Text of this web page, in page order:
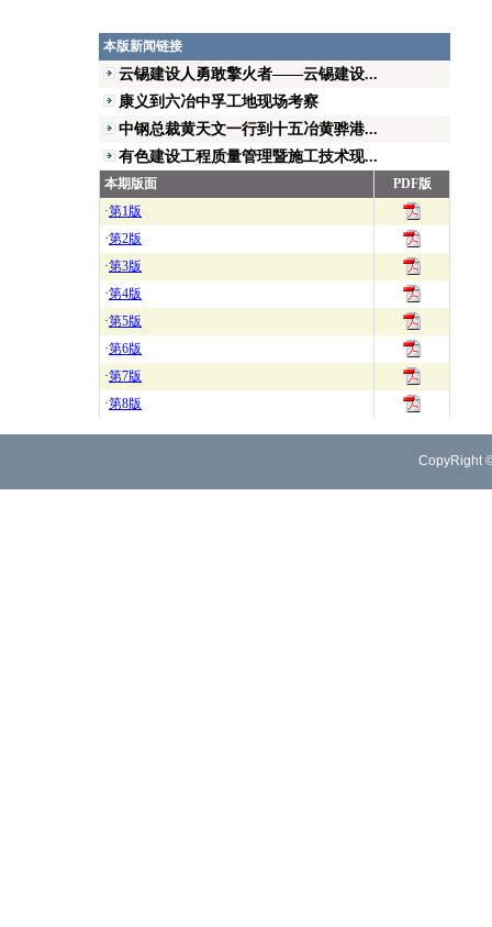
本版新闻链接
云锡建设人勇敢擎火者——云锡建设...
康义到六冶中孚工地现场考察
中钢总裁黄天文一行到十五冶黄骅港...
有色建设工程质量管理暨施工技术现...
本期版面
PDF版
·第1版
·第2版
·第3版
·第4版
·第5版
·第6版
·第7版
·第8版
CopyRight